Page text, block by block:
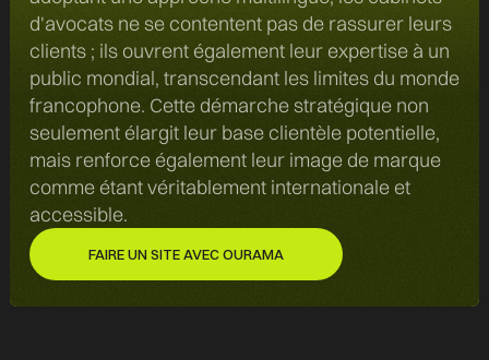
d'avocats ne se contentent pas de rassurer leurs
clients ; ils ouvrent également leur expertise à un
public mondial, transcendant les limites du monde
francophone. Cette démarche stratégique non
seulement élargit leur base clientèle potentielle,
mais renforce également leur image de marque
comme étant véritablement internationale et
accessible.
FAIRE UN SITE AVEC OURAMA